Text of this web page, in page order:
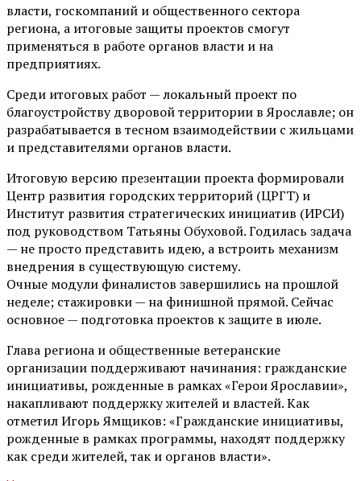
власти, госкомпаний и общественного сектора
региона, а итоговые защиты проектов смогут
применяться в работе органов власти и на
предприятиях.
Среди итоговых работ — локальный проект по
благоустройству дворовой территории в Ярославле; он
разрабатывается в тесном взаимодействии с жильцами
и представителями органов власти.
Итоговую версию презентации проекта формировали
Центр развития городских территорий (ЦРГТ) и
Институт развития стратегических инициатив (ИРСИ)
под руководством Татьяны Обуховой. Годилась задача
— не просто представить идею, а встроить механизм
внедрения в существующую систему.
Очные модули финалистов завершились на прошлой
неделе; стажировки — на финишной прямой. Сейчас
основное — подготовка проектов к защите в июле.
Глава региона и общественные ветеранские
организации поддерживают начинания: гражданские
инициативы, рожденные в рамках «Герои Ярославии»,
накапливают поддержку жителей и властей. Как
отметил Игорь Ямщиков: «Гражданские инициативы,
рожденные в рамках программы, находят поддержку
как среди жителей, так и органов власти».